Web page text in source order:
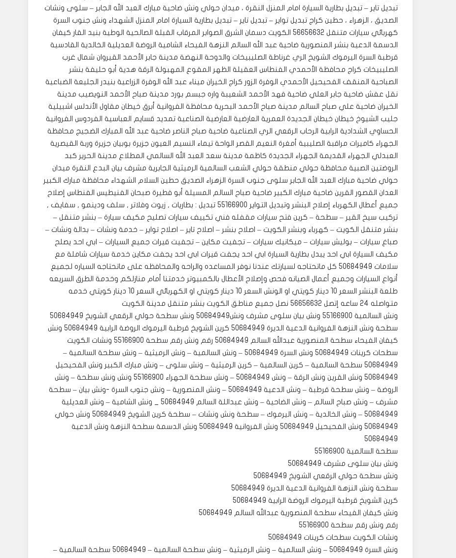
تبديل تاير – تبديل بطارية السيارة امام المنزل النقرة ، ميدان حولي ونش ضاحية مبارك العبد الله الجابر – سلوى ونشات
الصديق ، الزهراء ، حطين كراج تبديل تواير – تبديل تاير – تبديل بطارية السيارة امام المنزل الشهداء ونش جنوب السرة
كهربائي سيارات متنقل 56656632 الكويت دسمان الشرق الصوابر المرقاب القبلة الصالحية الوطية بنيد القار كيفان
الدسمة الدعية بنشر المنصورية ضاحية عبد الله السالم النزهة الفيحاء الشامية الروضة العديلية الخالدية القادسية
قرطبة السرة اليرموك الشويخ الري غرناطة الصليبيخات والدوحة النهضة مدينة جابر الأحمد القيروان شمال غرب
الصليبيخات كراج محافظة الأحمدي الفنطاس العقيلة الظهر المقوع المهبولة الرقة هدية أبو حليفة بنشر
الصباحية المنقف الفحيحيل الأحمدي الوفرة الزور كراج الخيران ميناء عبد الله الوفرة الزراعية بنيدر الجليعة الضباعية
نقل عفش ضاحية جابر العلي ضاحية فهد الأحمد الشعيبة واره جبسم بورد مدينة صباح الأحمد النويصيب مدينة
الخيران ضاحية علي صباح السالم مدينة صباح الأحمد البحرية محافظة الفروانية أبرق خيطان مقاول الأندلس اشبيلية
جليب الشيوخ خيطان خيطان الجديدة العمرية العارضية العارضية الصناعية تمديد قسايم العباسية الفردوس الفروانية
الحساوي الشدادية الرابية الرحاب الرقعي الري الصناعية ضاحية صباح الناصر ضاحية عبد الله المبارك الضجيج محافظة
الجهراء كاميرات مراقبة الصليبية أمغرة النعيم القصر الواحة تيماء النسيم العيون جزيرة بوبيان جزيرة وربة القيصرية
العبدلي الجهراء القديمة الجهراء الجديدة كاظمة مدينة سعد العبد الله السالمي المطلاع مدينة الحرير كبد
الروضتين الصبية محافظة حولي منطقة حولي الشعب السالمية الرميثية الجابرية مشرف بيان البدع النقرة ميدان
حولي ضاحية مبارك العبد الله الجابر سلوى جنوب السرة الزهراء الصديق حطين السلام الشهداء محافظة مبارك الكبير
العدان القصور القرين ضاحية مبارك الكبير ضاحية صباح السالم المسيلة أبو فطيرة صبحان الفنيطيس الفنطاس إصلاح
جميع أعطال الكهرباء إصلاح البنشر وتبديل التواير 55166900 تبديل : بطاريات , زيوت وفلاتر , سلف ودينمو , سفايف ,
تركيب سيخ القير – سطحة – كرين فتح سيارات مقفله فني تكييف سيارات تصليح مكيف سيارة – بنشر متنقل –
بنشر متنقل الكويت – كهرباء وبنشر الكويت – اصلاح بنشر – اصلاح تاير – اصلاح تواير – خدمة ونشات – بدالة ونشات –
صباغ سيارات – بوليش سيارات – ميكانيك سيارات – تجفيت مكاين – تجفيت قيرات جميع السيارات – ابي احد يصلح
مكيف السيارة ابي احد يبدل بطارية السيارة ابي احد يجفت قيرات ابي احد يجفت مكاين خدمة سيارات شاملة مع
سلامات 50684949 كل ماتحتاجه لسيارتك عندنا نوفر المساعده والراحه والمحافظه على ماتحتاجه السياره لجميع
أنواع السيارات وجميع أعمال الصيانه فحص وإصلاح الأعطال بالكمبيوتر خدمتنا أمام منازلكم وخدمة الطرق السريعه
طلعة البنشر السعر 10 دينار كويتي او الونش السعر 10 دينار كويتي او الكهربائي السعر 10 دينار كويتي خدمه
متواصله 24 ساعه إتصل 56656632 نصل جميع مناطق الكويت بنشر متنقل مدينة الكويت
ونش السالمية 55166900 ‏‎ونش بيان سلوى مشرف ونش50684949 ‏‎ونش سطحة حولي الرقعي الشويخ 50684949
‏‎سطحة ونش النزهة الفروانية الدعية الديرة 50684949 ‏‎كرين الشويخ قرطبة اليرموك الروضة الرابية 50684949 ‏‎ونش
كيفان الفيحاء سطحة المنصورية عبدالله السالم 50684949 رقم ونش رقم سطحة 55166900 ‏‎ونشات الكويت
سطحات كرينات 50684949 ‏‎ونش السرة 50684949 – ونش السالمية – ونش الرميثية – ونش سطحة السالمية –
50684949 سطحة السالمية – كرين السالمية – كرين الرميثية – ونش سلوى – ونش مبارك الكبير ونش الفحيحيل
50684949 ونش القرين ونش الرقة – ونش 50684949 – ونش سطحة الجهراء 55166900 ونش ونش سطحة – ونش
الروضة – ونش سطحة قرطبة – ونش الدعية 50684949 – ونش المنصورية – ونش جنوب السرة -ونش بيان – سطحة
مشرف – ونش صباح السالم – ونش الضاحية – ونش عبداللة السالم 50684949 _ ونش الشامية – ونش العديلية
50684949 – ونش الخالدية – ونش اليرموك – سطحة ونش ونشات – سطحة كرين الشويخ 50684949 ونش حولي
50684949 ونش الفحيحيل 50684949 ونش الفروانية 50684949 ونش الدسمة سطحة النزهة ونش الدعية
50684949
سطحة السالمية 55166900
رقم ونش رقم سطحة 55166900
‏‎ونش السرة 50684949 – ونش السالمية – ونش الرميثية – ونش سطحة السالمية – 50684949 سطحة السالمية –